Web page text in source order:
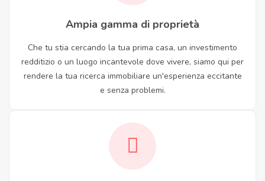
Ampia gamma di proprietà
Che tu stia cercando la tua prima casa, un investimento
redditizio o un luogo incantevole dove vivere, siamo qui per
rendere la tua ricerca immobiliare un'esperienza eccitante
e senza problemi.